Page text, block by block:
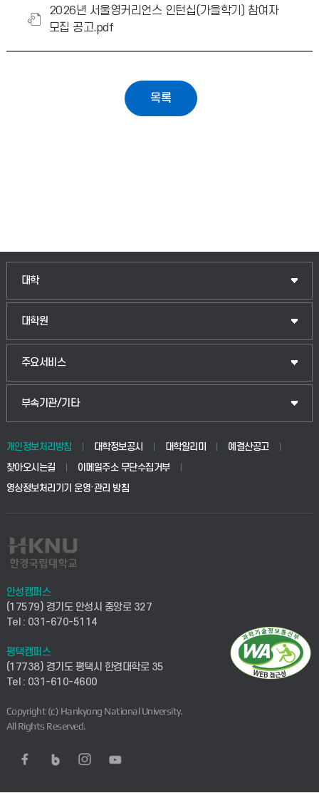
2026년 서울영커리언스 인턴십(가을학기) 참여자
모집 공고.pdf
대학
대학원
주요서비스
부속기관/기타
개인정보처리방침 대학정보공시 대학알리미
예결산공고
찾아오시는길
이메일주소 무단수집거부
영상정보처리기기 운영·관리 방침
안성캠퍼스
(17579) 경기도 안성시 중앙로 327
Tel : 031-670-5114
평택캠퍼스
(17738) 경기도 평택시 한경대학로 35
Tel : 031-610-4600
Copyright (c) Hankyong National University.
All Rights Reserved.